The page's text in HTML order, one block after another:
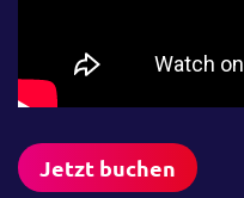
Jetzt buchen